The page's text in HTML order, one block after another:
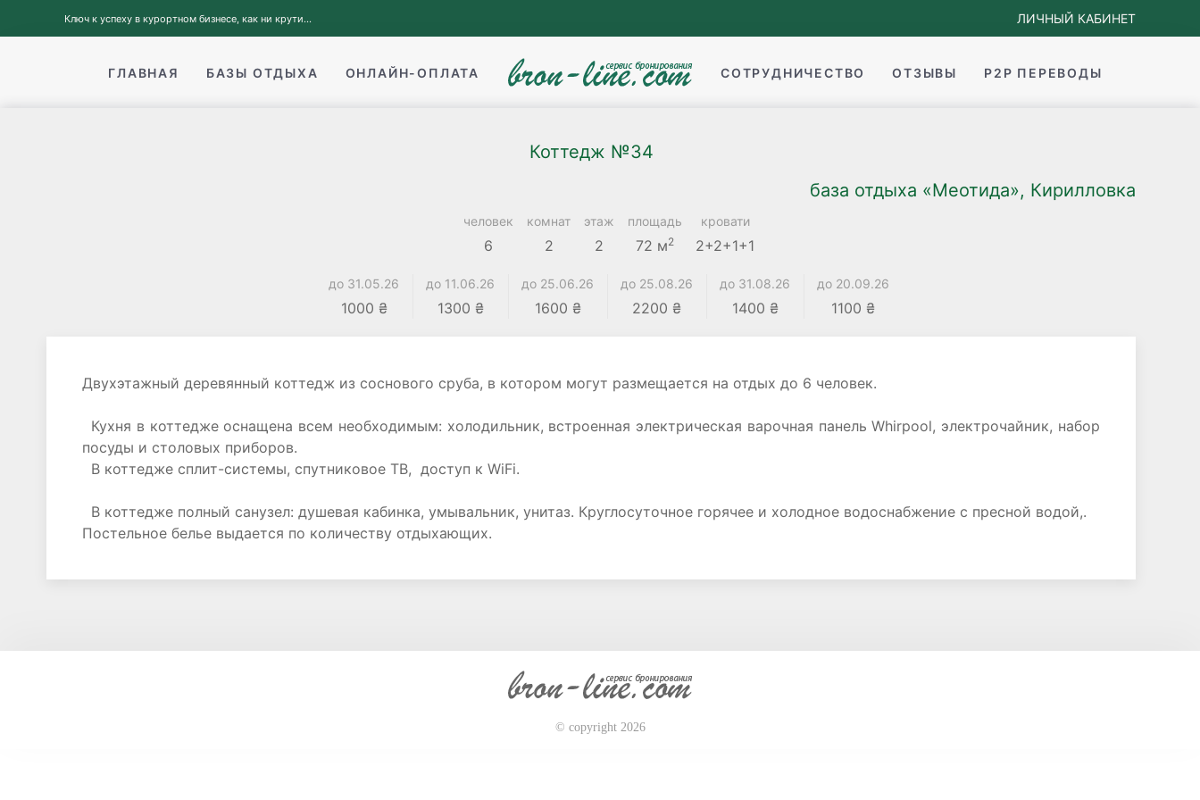
Ключ к успеху в курортном бизнесе, как ни крути... ЛИЧНЫЙ КАБИНЕТ
ГЛАВНАЯ БАЗЫ ОТДЫХА ОНЛАЙН-ОПЛАТА СОТРУДНИЧЕСТВО ОТЗЫВЫ P2P ПЕРЕВОДЫ
Коттедж №34
база отдыха «Меотида», Кирилловка
человек
6
комнат
2
этаж
2
площадь
72 м2
кровати
2+2+1+1
до 31.05.26
1000 ₴
до 11.06.26
1300 ₴
до 25.06.26
1600 ₴
до 25.08.26
2200 ₴
до 31.08.26
1400 ₴
до 20.09.26
1100 ₴
Двухэтажный деревянный коттедж из соснового сруба, в котором могут размещается на отдых до 6 человек.
Кухня в коттедже оснащена всем необходимым: холодильник, встроенная электрическая варочная панель Whirpool, электрочайник, набор
посуды и столовых приборов.
В коттедже сплит-системы, спутниковое ТВ, доступ к WiFi.
В коттедже полный санузел: душевая кабинка, умывальник, унитаз. Круглосуточное горячее и холодное водоснабжение с пресной водой,.
Постельное белье выдается по количеству отдыхающих.
© copyright 2026